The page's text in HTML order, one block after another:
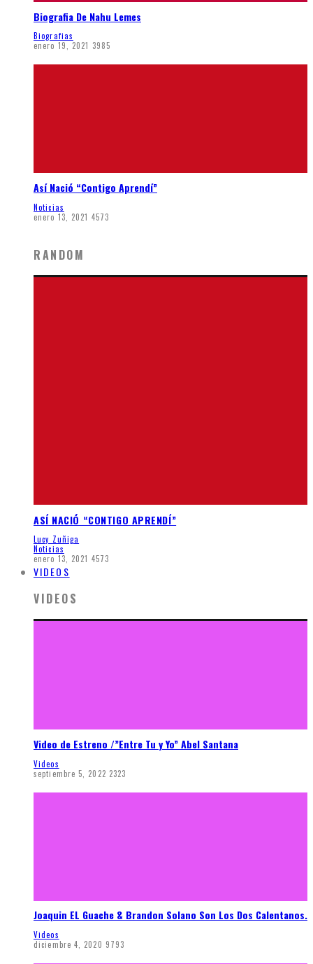
Biografia De Nahu Lemes
Biografias
enero 19, 2021 3985
Así Nació “Contigo Aprendí”
Noticias
enero 13, 2021 4573
RANDOM
ASÍ NACIÓ “CONTIGO APRENDÍ”
Lucy Zuñiga
Noticias
enero 13, 2021 4573
VIDEOS
VIDEOS
Video de Estreno /”Entre Tu y Yo” Abel Santana
Videos
septiembre 5, 2022 2323
Joaquin EL Guache & Brandon Solano Son Los Dos Calentanos.
Videos
diciembre 4, 2020 9793